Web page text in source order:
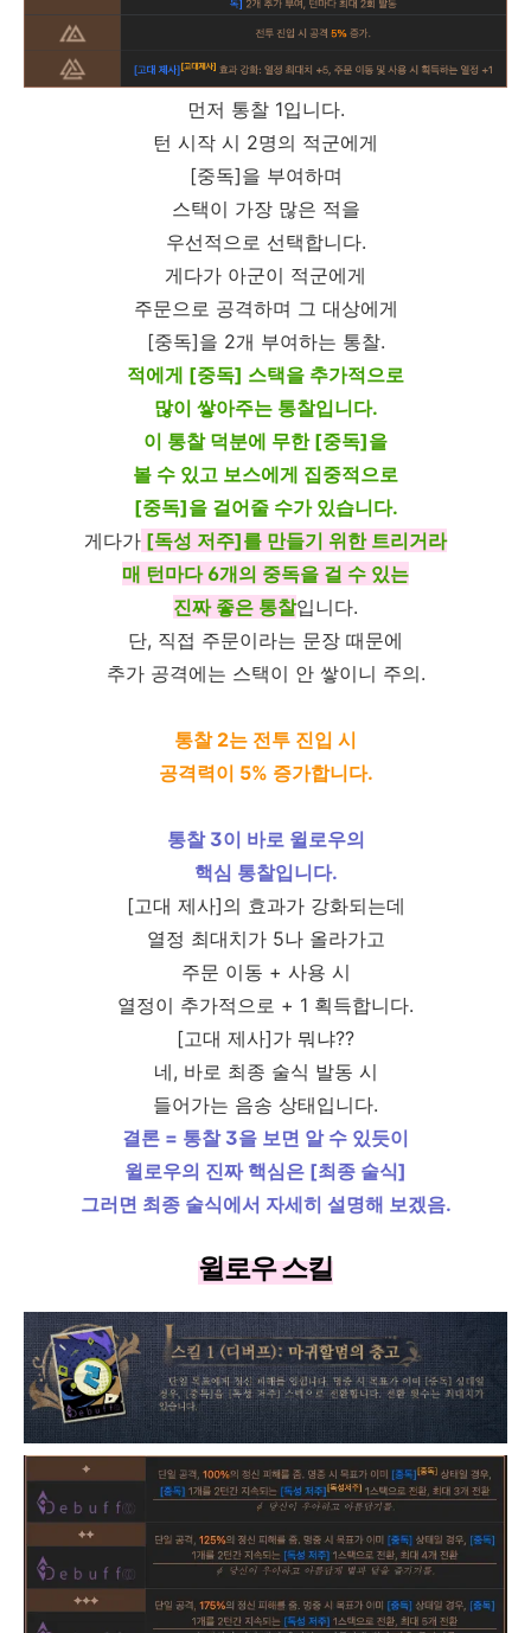
먼저 통찰 1입니다.
턴 시작 시 2명의 적군에게
[중독]을 부여하며
스택이 가장 많은 적을
우선적으로 선택합니다.
게다가 아군이 적군에게
주문으로 공격하며 그 대상에게
[중독]을 2개 부여하는 통찰.
적에게 [중독] 스택을 추가적으로
많이 쌓아주는 통찰입니다.
이 통찰 덕분에 무한 [중독]을
볼 수 있고 보스에게 집중적으로
[중독]을 걸어줄 수가 있습니다.
게다가 [독성 저주]를 만들기 위한 트리거라
매 턴마다 6개의 중독을 걸 수 있는
진짜 좋은 통찰입니다.
단, 직접 주문이라는 문장 때문에
추가 공격에는 스택이 안 쌓이니 주의.
통찰 2는 전투 진입 시
공격력이 5% 증가합니다.
통찰 3이 바로 윌로우의
핵심 통찰입니다.
[고대 제사]의 효과가 강화되는데
열정 최대치가 5나 올라가고
주문 이동 + 사용 시
열정이 추가적으로 + 1 획득합니다.
[고대 제사]가 뭐냐??
네, 바로 최종 술식 발동 시
들어가는 음송 상태입니다.
결론 = 통찰 3을 보면 알 수 있듯이
윌로우의 진짜 핵심은 [최종 술식]
그러면 최종 술식에서 자세히 설명해 보겠음.
윌로우 스킬